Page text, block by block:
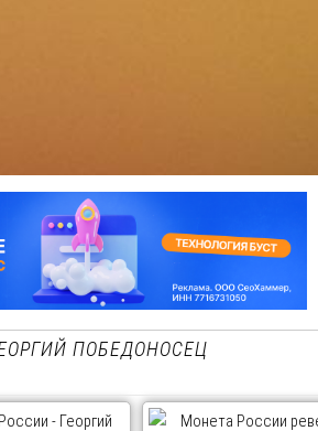
ПОБЕДОНОСЕЦ